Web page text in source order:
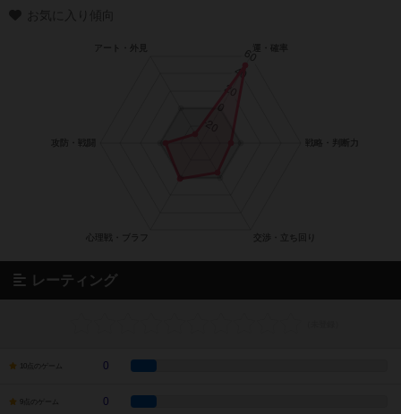
レーティング
10点のゲーム 0
9点のゲーム 0